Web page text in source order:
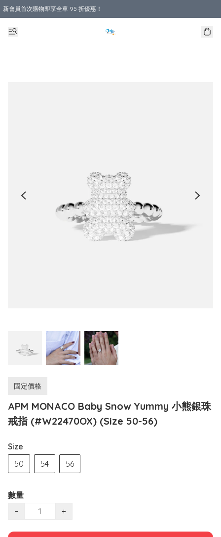
新會員首次購物即享全單 95 折優惠！
購物滿 HKD 800.00即享免運費優惠！（適用於 本地送貨、本地取貨 )
固定價格
APM MONACO Baby Snow Yummy 小熊銀珠
戒指 (#W22470OX) (Size 50-56)
Size
50
54 56
數量
−
+